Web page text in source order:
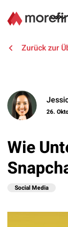
Lösungen
Über uns
Kontakt
Zurück zur
26.
Wie
Social Media